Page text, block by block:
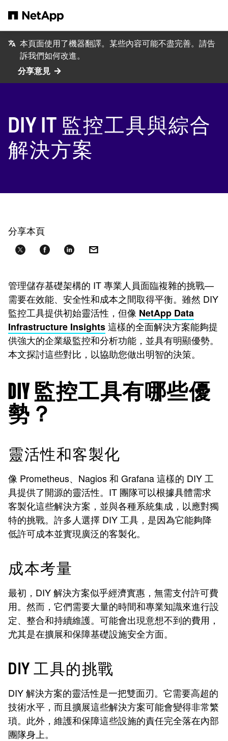
本頁面使用了機器翻譯。某些內容可能不盡完善。請告
訴我們如何改進。
分享意見
DIY IT 監控工具與綜合
解決方案
分享本頁
管理儲存基礎架構的 IT 專業人員面臨複雜的挑戰—
需要在效能、安全性和成本之間取得平衡。雖然 DIY
監控工具提供初始靈活性，但像 NetApp Data
Infrastructure Insights這樣的全面解決方案能夠提
供強大的企業級監控和分析功能，並具有明顯優勢。
本文探討這些對比，以協助您做出明智的決策。
DIY 監控工具有哪些優
勢？
靈活性和客製化
像 Prometheus、Nagios 和 Grafana 這樣的 DIY 工
具提供了開源的靈活性。IT 團隊可以根據具體需求
客製化這些解決方案，並與各種系統集成，以應對獨
特的挑戰。許多人選擇 DIY 工具，是因為它能夠降
低許可成本並實現廣泛的客製化。
成本考量
最初，DIY 解決方案似乎經濟實惠，無需支付許可費
用。然而，它們需要大量的時間和專業知識來進行設
定、整合和持續維護。可能會出現意想不到的費用，
尤其是在擴展和保障基礎設施安全方面。
DIY 工具的挑戰
DIY 解決方案的靈活性是一把雙面刃。它需要高超的
技術水平，而且擴展這些解決方案可能會變得非常繁
瑣。此外，維護和保障這些設施的責任完全落在內部
團隊身上。